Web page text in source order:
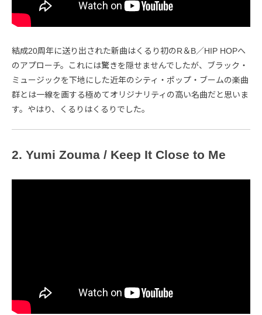
結成20周年に送り出された新曲はくるり初のR＆B／HIP HOPへ
のアプローチ。これには驚きを隠せませんでしたが、ブラック・
ミュージックを下地にした近年のシティ・ポップ・ブームの楽曲
群とは一線を画する極めてオリジナリティの高い名曲だと思いま
す。やはり、くるりはくるりでした。
2. Yumi Zouma / Keep It Close to Me